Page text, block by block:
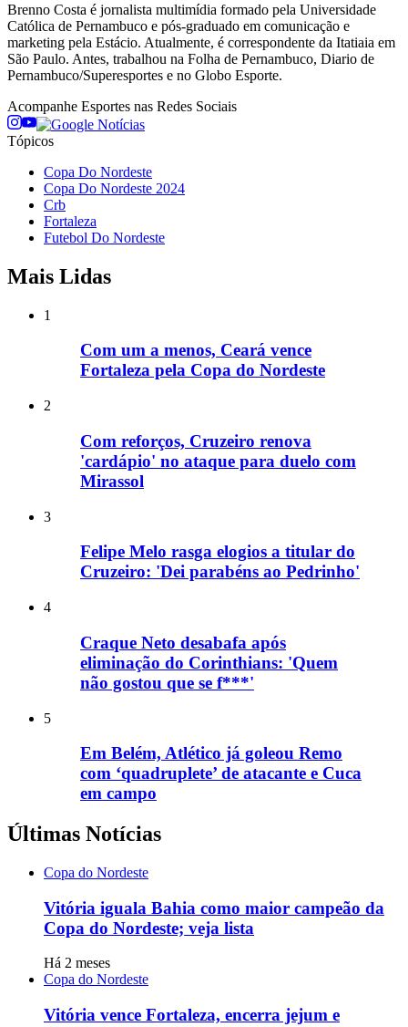
Brenno Costa é jornalista multimídia formado pela Universidade
Católica de Pernambuco e pós-graduado em comunicação e
marketing pela Estácio. Atualmente, é correspondente da Itatiaia em
São Paulo. Antes, trabalhou na Folha de Pernambuco, Diario de
Pernambuco/Superesportes e no Globo Esporte.
Acompanhe Esportes nas Redes Sociais
Tópicos
Copa Do Nordeste
Copa Do Nordeste 2024
Crb
Fortaleza
Futebol Do Nordeste
Mais Lidas
1
Com um a menos, Ceará vence
Fortaleza pela Copa do Nordeste
2
Com reforços, Cruzeiro renova
'cardápio' no ataque para duelo com
Mirassol
3
Felipe Melo rasga elogios a titular do
Cruzeiro: 'Dei parabéns ao Pedrinho'
4
Craque Neto desabafa após
eliminação do Corinthians: 'Quem
não gostou que se f***'
5
Em Belém, Atlético já goleou Remo
com ‘quadruplete’ de atacante e Cuca
em campo
Últimas Notícias
Copa do Nordeste
Vitória iguala Bahia como maior campeão da
Copa do Nordeste; veja lista
Há 2 meses
Copa do Nordeste
Vitória vence Fortaleza, encerra jejum e